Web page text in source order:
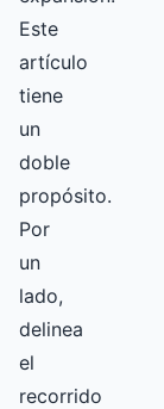
Este
artículo
tiene
un
doble
propósito.
Por
un
lado,
delinea
el
recorrido